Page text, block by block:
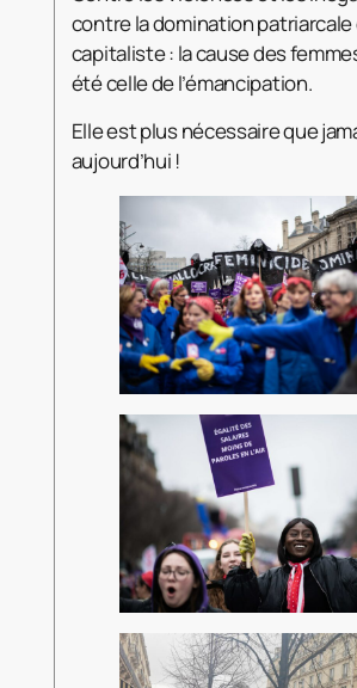
contre la domination
capitaliste : la cause des
été celle de l’émancipation.
Elle est plus nécessaire que
aujourd’hui !